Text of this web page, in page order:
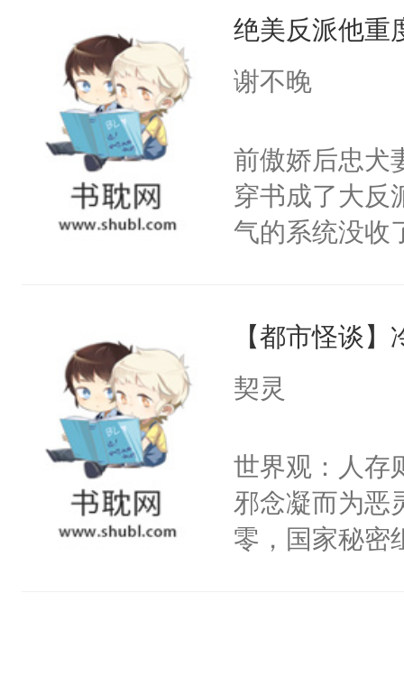
小白莲：“嘤
胡说，我没碰
不愧是大佬，
悉，嗷？这不
可以先看仙帝
人，最终坐上
病，一个个的
上了还是无动
间变脸背叛他
的恶事他都对
一个权力滔天
右男主又报
他说：【您
年，存活下
再说一遍。】
绝美反派他重
谢不晚
前傲娇后忠犬
穿书成了大反
气的系统没收
用见人，因
言神龙见首不
名蛇蛇，跟人
不知道，那小
头，魔尊墨宴
宴：柳折枝
【都市怪谈
契灵
世界观：人存
邪念凝而为恶
零，国家秘密